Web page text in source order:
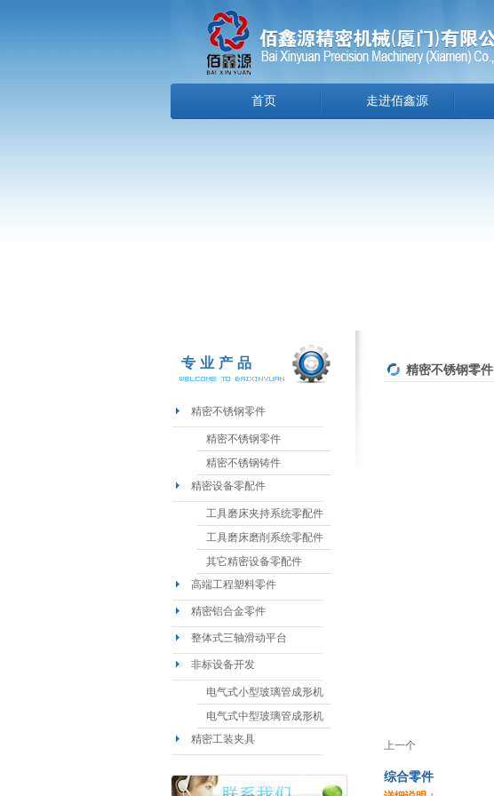
首页 走进佰鑫源
专业产品
精密不锈钢零件
精密不锈钢零件
精密不锈钢铸件
精密设备零配件
工具磨床夹持系统零配件
工具磨床磨削系统零配件
其它精密设备零配件
高端工程塑料零件
精密铝合金零件
整体式三轴滑动平台
非标设备开发
电气式小型玻璃管成形机
电气式中型玻璃管成形机
精密工装夹具
精密不锈钢零件
上一个
综合零件